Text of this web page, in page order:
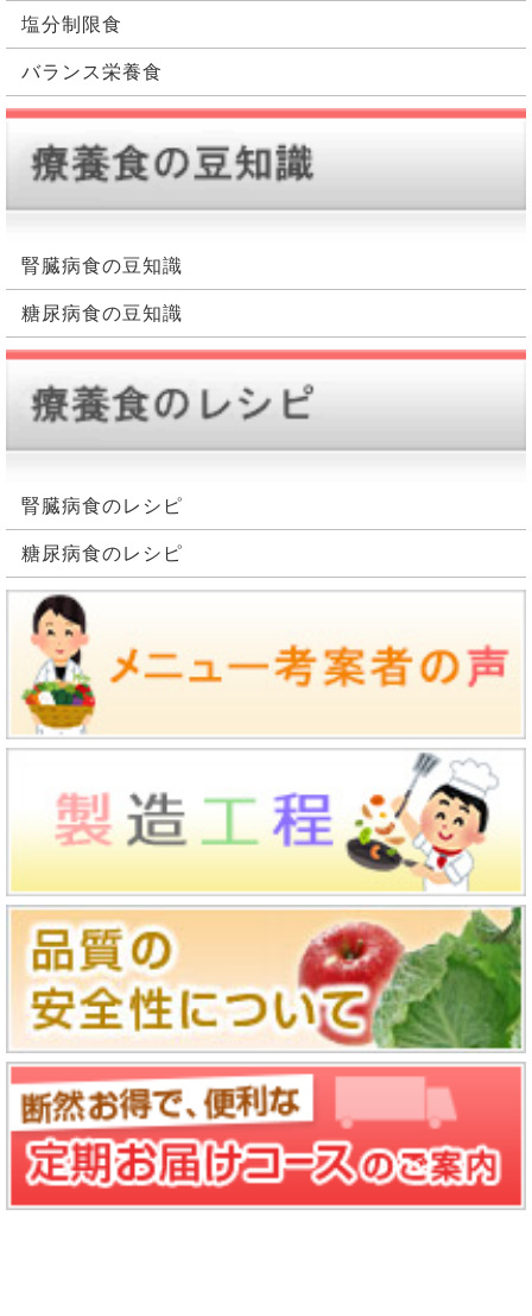
塩分制限食
バランス栄養食
腎臓病食の豆知識
糖尿病食の豆知識
腎臓病食のレシピ
糖尿病食のレシピ